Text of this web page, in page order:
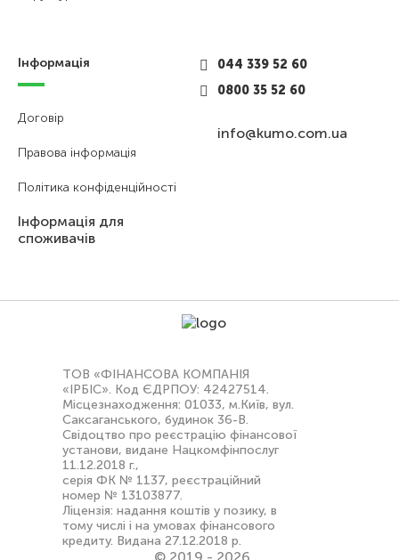
Інформація
Договір
Правова інформація
Політика конфіденційності
Інформація для
споживачів
044 339 52 60
0800 35 52 60
info@kumo.com.ua
ТОВ «ФІНАНСОВА КОМПАНІЯ
«ІРБІС». Код ЄДРПОУ: 42427514.
Місцезнаходження: 01033, м.Київ, вул.
Саксаганського, будинок 36-В.
Свідоцтво про реєстрацію фінансової
установи, видане Нацкомфінпослуг
11.12.2018 г.,
серія ФК № 1137, реєстраційний
номер № 13103877.
Ліцензія: надання коштів у позику, в
тому числі і на умовах фінансового
кредиту. Видана 27.12.2018 р.